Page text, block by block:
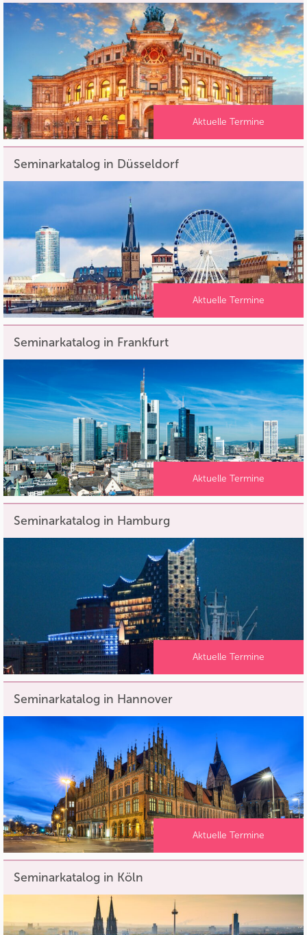
Aktuelle Termine
Seminarkatalog in Düsseldorf
Aktuelle Termine
Seminarkatalog in Frankfurt
Aktuelle Termine
Seminarkatalog in Hamburg
Aktuelle Termine
Seminarkatalog in Hannover
Aktuelle Termine
Seminarkatalog in Köln